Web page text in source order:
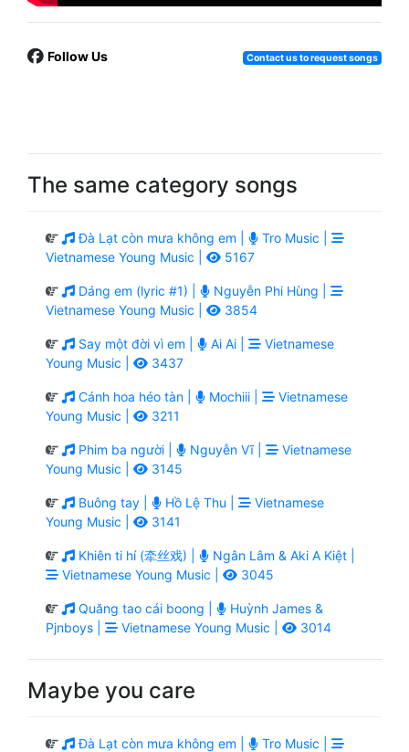
Follow Us Contact us to request songs
The same category songs
Đà Lạt còn mưa không em |
Tro Music |
Vietnamese Young Music |
5167
Dáng em (lyric #1) |
Nguyễn Phi Hùng |
Vietnamese Young Music |
3854
Say một đời vì em | Ai Ai |
Vietnamese
Young Music |
3437
Cánh hoa héo tàn | Mochiii |
Vietnamese
Young Music |
3211
Phim ba người | Nguyễn Vĩ |
Vietnamese
Young Music |
3145
Buông tay | Hồ Lệ Thu |
Vietnamese
Young Music |
3141
Khiên ti hí (牵丝戏) |
Ngân Lâm & Aki A Kiệt |
Vietnamese Young Music |
3045
Quăng tao cái boong |
Huỳnh James &
Pjnboys |
Vietnamese Young Music | 3014
Maybe you care
Đà Lạt còn mưa không em |
Tro Music |